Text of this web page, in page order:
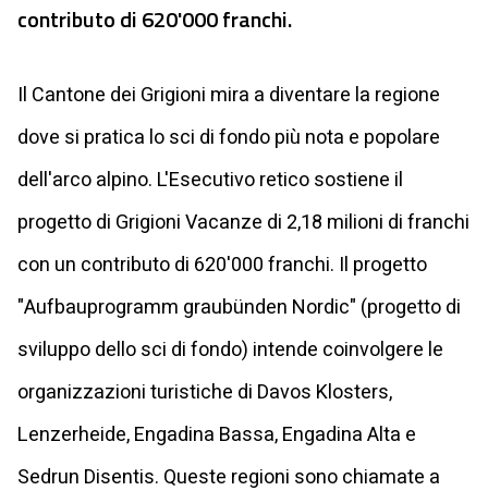
contributo di 620'000 franchi.
Il Cantone dei Grigioni mira a diventare la regione
dove si pratica lo sci di fondo più nota e popolare
dell'arco alpino. L'Esecutivo retico sostiene il
progetto di Grigioni Vacanze di 2,18 milioni di franchi
con un contributo di 620'000 franchi. Il progetto
"Aufbauprogramm graubünden Nordic" (progetto di
sviluppo dello sci di fondo) intende coinvolgere le
organizzazioni turistiche di Davos Klosters,
Lenzerheide, Engadina Bassa, Engadina Alta e
Sedrun Disentis. Queste regioni sono chiamate a